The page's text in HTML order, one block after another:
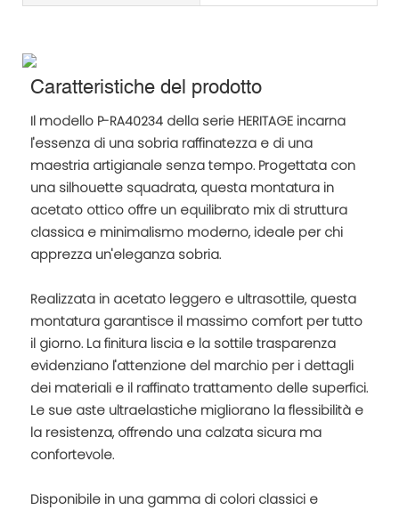
Caratteristiche del prodotto
Il modello P-RA40234 della serie HERITAGE incarna
l'essenza di una sobria raffinatezza e di una
maestria artigianale senza tempo. Progettata con
una silhouette squadrata, questa montatura in
acetato ottico offre un equilibrato mix di struttura
classica e minimalismo moderno, ideale per chi
apprezza un'eleganza sobria.
Realizzata in acetato leggero e ultrasottile, questa
montatura garantisce il massimo comfort per tutto
il giorno. La finitura liscia e la sottile trasparenza
evidenziano l'attenzione del marchio per i dettagli
dei materiali e il raffinato trattamento delle superfici.
Le sue aste ultraelastiche migliorano la flessibilità e
la resistenza, offrendo una calzata sicura ma
confortevole.
Disponibile in una gamma di colori classici e